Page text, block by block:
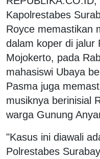
Kapolrestabes
Royce memastikan
dalam koper di jalur
Mojokerto, pada
mahasiswi Ubaya
Pasma juga
musiknya berinisial
warga Gunung
"Kasus ini diawali
Polrestabes